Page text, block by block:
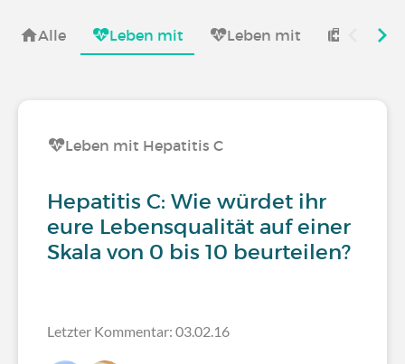
Alle Leben mit Leben mit
Leben mit Hepatitis C
Hepatitis C: Wie würdet ihr
eure Lebensqualität auf einer
Skala von 0 bis 10 beurteilen?
Letzter Kommentar: 03.02.16